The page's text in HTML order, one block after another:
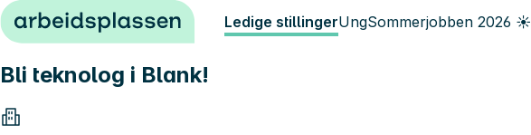
Hopp til innhold Ledige stillingerUngSommerjobben 2026 ☀️
Bli teknolog i Blank!